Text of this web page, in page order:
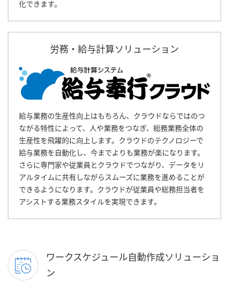
化できます。
労務・給与計算ソリューション
給与業務の生産性向上はもちろん、クラウドならではのつ
ながる特性によって、人や業務をつなぎ、総務業務全体の
生産性を飛躍的に向上します。クラウドのテクノロジーで
給与業務を自動化し、今までよりも業務が楽になります。
さらに専門家や従業員とクラウドでつながり、データをリ
アルタイムに共有しながらスムーズに業務を進めることが
できるようになります。クラウドが従業員や総務担当者を
アシストする業務スタイルを実現できます。
ワークスケジュール自動作成ソリューショ
ン